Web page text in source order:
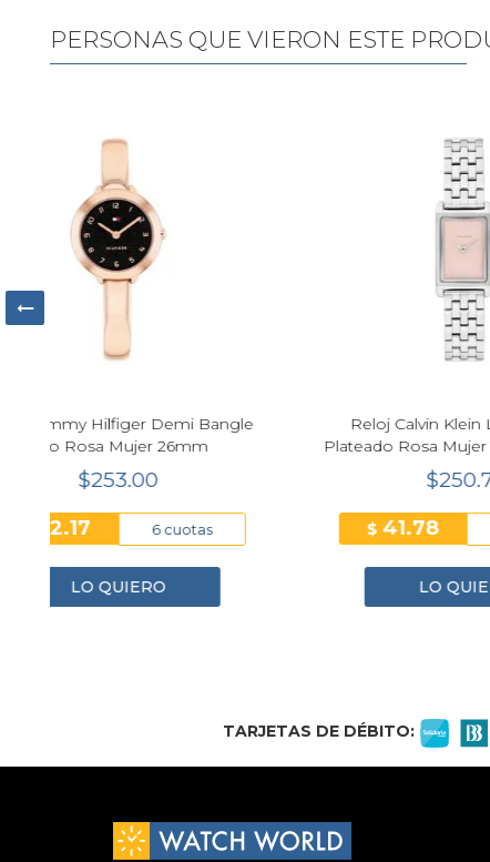
PERSONAS QUE VIERON ESTE
Reloj Frederique Constant Highlife
Ladies Cuarzo 31 mm Nácar Bicolor
Mujer FC-240MPWD2NH22B
200.96
Citizen
LIGHT
TARJETAS DE DÉBITO: